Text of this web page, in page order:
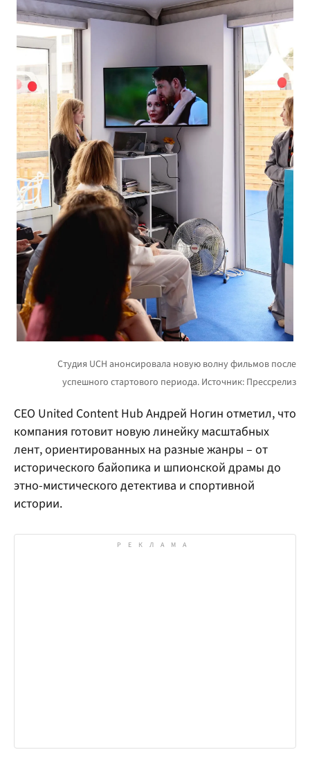
CEO United Content Hub Андрей Ногин отметил, что
компания готовит новую линейку масштабных
лент, ориентированных на разные жанры – от
исторического байопика и шпионской драмы до
этно-мистического детектива и спортивной
истории.